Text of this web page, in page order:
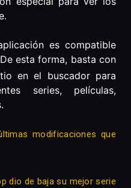
es compatible
esta forma, basta con
en el buscador para
series, películas,
modificaciones que
dio de baja su mejor serie